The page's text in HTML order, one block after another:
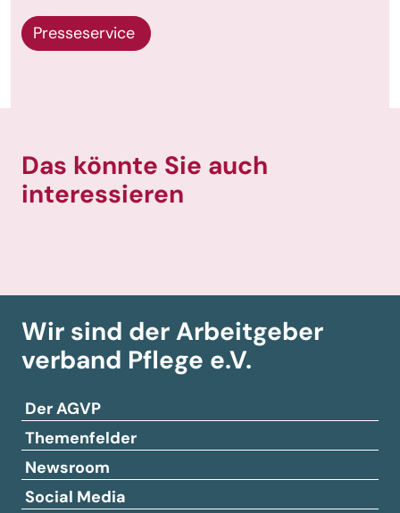
Presseservice
Das könnte Sie auch
interessieren
Wir sind der Arbeitgeber­
verband Pflege e.V.
Der AGVP
Themenfelder
Newsroom
Social Media